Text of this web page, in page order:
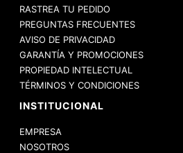
RASTREA TU PEDIDO
PREGUNTAS FRECUENTES
AVISO DE PRIVACIDAD
GARANTÍA Y PROMOCIONES
PROPIEDAD INTELECTUAL
TÉRMINOS Y CONDICIONES
INSTITUCIONAL
EMPRESA
NOSOTROS